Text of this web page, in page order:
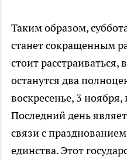
Таким образом,
станет сокращенным
стоит расстраиваться,
останутся два
воскресенье, 3
Последний день
связи с
единства. Этот